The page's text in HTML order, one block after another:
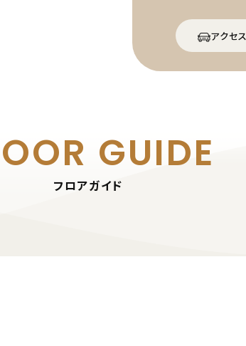
アクセ
GUIDE
フロアガイド